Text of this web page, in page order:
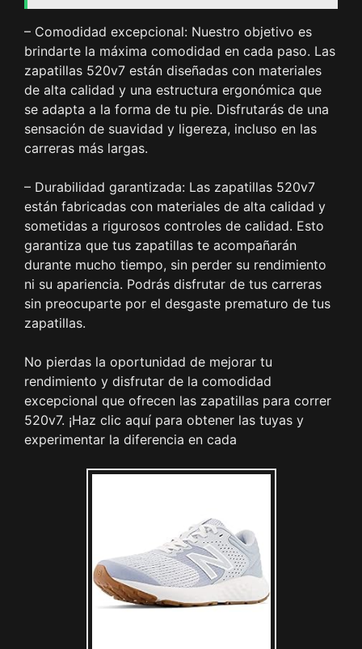
– Comodidad excepcional: Nuestro objetivo es
brindarte la máxima comodidad en cada paso. Las
zapatillas 520v7 están diseñadas con materiales
de alta calidad y una estructura ergonómica que
se adapta a la forma de tu pie. Disfrutarás de una
sensación de suavidad y ligereza, incluso en las
carreras más largas.
– Durabilidad garantizada: Las zapatillas 520v7
están fabricadas con materiales de alta calidad y
sometidas a rigurosos controles de calidad. Esto
garantiza que tus zapatillas te acompañarán
durante mucho tiempo, sin perder su rendimiento
ni su apariencia. Podrás disfrutar de tus carreras
sin preocuparte por el desgaste prematuro de tus
zapatillas.
No pierdas la oportunidad de mejorar tu
rendimiento y disfrutar de la comodidad
excepcional que ofrecen las zapatillas para correr
520v7. ¡Haz clic aquí para obtener las tuyas y
experimentar la diferencia en cada